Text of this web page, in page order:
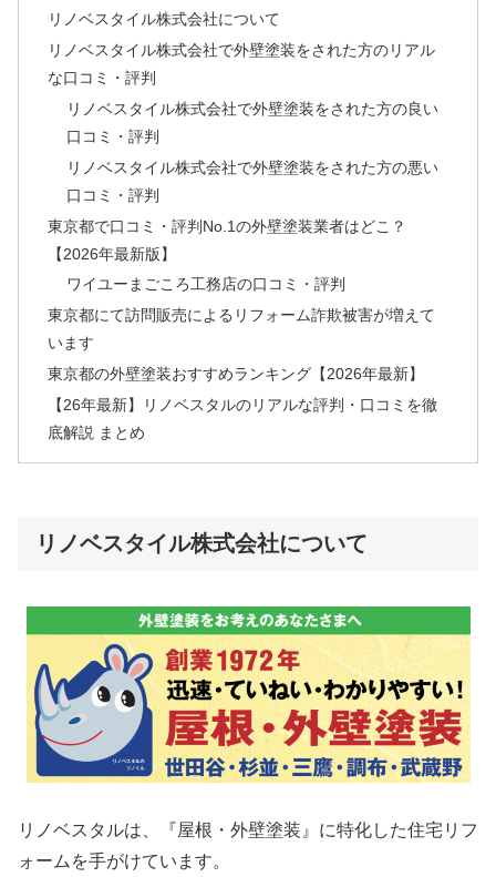
リノベスタイル株式会社について
リノベスタイル株式会社で外壁塗装をされた方のリアル
な口コミ・評判
リノベスタイル株式会社で外壁塗装をされた方の良い
口コミ・評判
リノベスタイル株式会社で外壁塗装をされた方の悪い
口コミ・評判
東京都で口コミ・評判No.1の外壁塗装業者はどこ？
【2026年最新版】
ワイユーまごころ工務店の口コミ・評判
東京都にて訪問販売によるリフォーム詐欺被害が増えて
います
東京都の外壁塗装おすすめランキング【2026年最新】
【26年最新】リノベスタルのリアルな評判・口コミを徹
底解説 まとめ
リノベスタイル株式会社について
リノベスタルは、『屋根・外壁塗装』に特化した住宅リフ
ォームを手がけています。